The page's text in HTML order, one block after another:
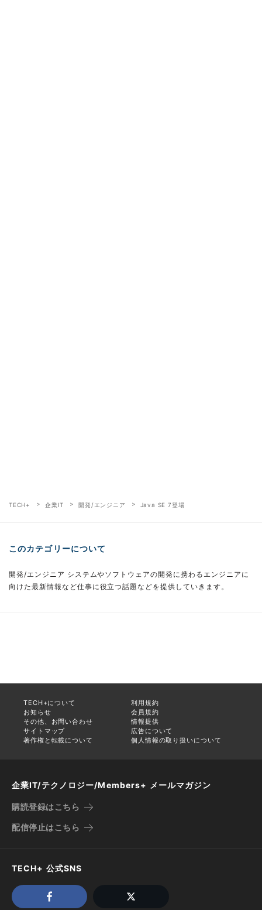
TECH+ 企業IT 開発/エンジニア Java SE 7登場
このカテゴリーについて
開発/エンジニア システムやソフトウェアの開発に携わるエンジニアに
向けた最新情報など仕事に役立つ話題などを提供していきます。
TECH+について
利用規約
お知らせ
会員規約
その他、お問い合わせ
情報提供
サイトマップ
広告について
著作権と転載について
個人情報の取り扱いについて
企業IT/テクノロジー/Members+ メールマガジン
購読登録はこちら
配信停止はこちら
TECH+ 公式SNS